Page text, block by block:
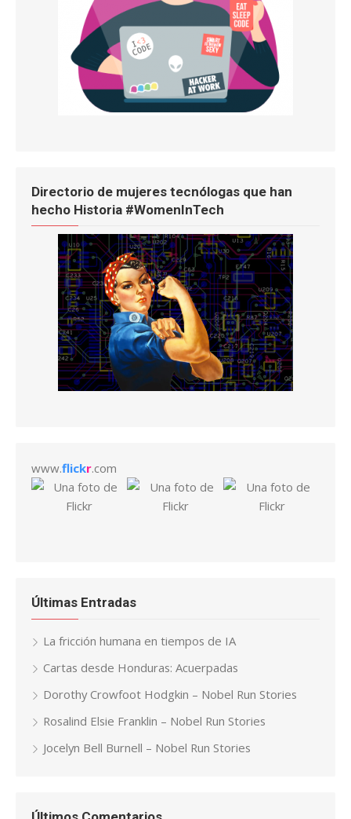
Directorio de mujeres tecnólogas que han
hecho Historia #WomenInTech
www.flickr.com
Últimas Entradas
La fricción humana en tiempos de IA
Cartas desde Honduras: Acuerpadas
Dorothy Crowfoot Hodgkin – Nobel Run Stories
Rosalind Elsie Franklin – Nobel Run Stories
Jocelyn Bell Burnell – Nobel Run Stories